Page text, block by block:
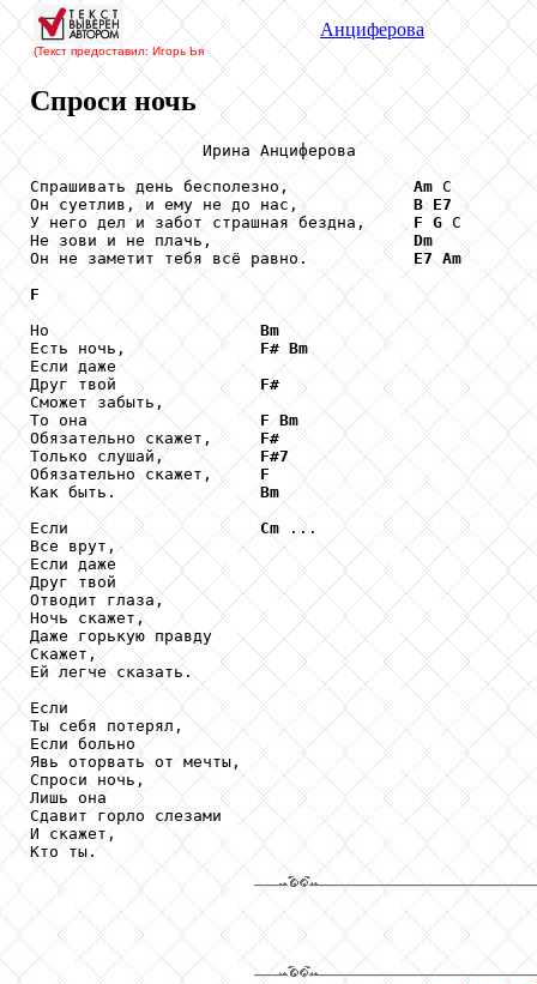
(Текст предоставил: Игорь Ья
Анциферова
Спроси ночь
                  Ирина Анциферова
Спрашивать день бесполезно, Am С
Он суетлив, и ему не до нас, B E7
У него дел и забот страшная бездна, F G С
Не зови и не плачь, Dm
Он не заметит тебя всё равно. E7 Am
F
Но Bm
Есть ночь, F# Bm
Если даже
Друг твой F#
Сможет забыть,
То она F Bm
Обязательно скажет, F#
Только слушай, F#7
Обязательно скажет, F
Как быть. Bm
Если Cm ...
Все врут,
Если даже
Друг твой
Отводит глаза,
Ночь скажет,
Даже горькую правду
Скажет,
Ей легче сказать.
Если
Ты себя потерял,
Если больно
Явь оторвать от мечты,
Спроси ночь,
Лишь она
Сдавит горло слезами
И скажет,
Кто ты.